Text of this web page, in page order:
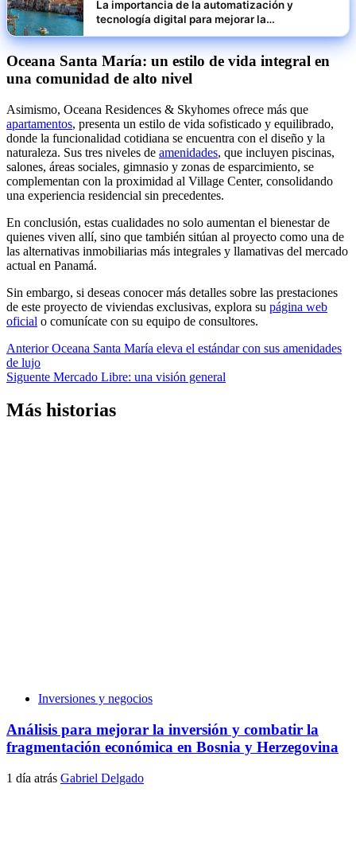
La importancia de la automatización y
tecnología digital para mejorar la
productividad en pymes italianas
Oceana Santa María: un estilo de vida integral en
una comunidad de alto nivel
Asimismo, Oceana Residences & Skyhomes ofrece más que
apartamentos, presenta un estilo de vida sofisticado y equilibrado,
donde la funcionalidad cotidiana se encuentra con el diseño y la
naturaleza. Sus tres niveles de amenidades, que incluyen piscinas,
salones, áreas sociales, gimnasio y zonas de esparcimiento, se
complementan con la proximidad al Village Center, consolidando
una experiencia residencial sin precedentes.
En conclusión, estas cualidades no solo aumentan el bienestar de
quienes viven allí, sino que también sitúan al proyecto como una de
las alternativas inmobiliarias más integrales y llamativas del mercado
actual en Panamá.
Sin embargo, si deseas conocer más detalles sobre las prestaciones
de este proyecto de viviendas exclusivas, explora su página web
oficial o comunícate con su equipo de consultores.
Navegación
de
AnteriorOceana Santa María eleva el estándar con sus amenidades
de lujo
Siguente Mercado Libre: una visión general
Más historias
Inversiones y negocios
Análisis para mejorar la inversión y combatir la
fragmentación económica en Bosnia y Herzegovina
1 día atrás Gabriel Delgado